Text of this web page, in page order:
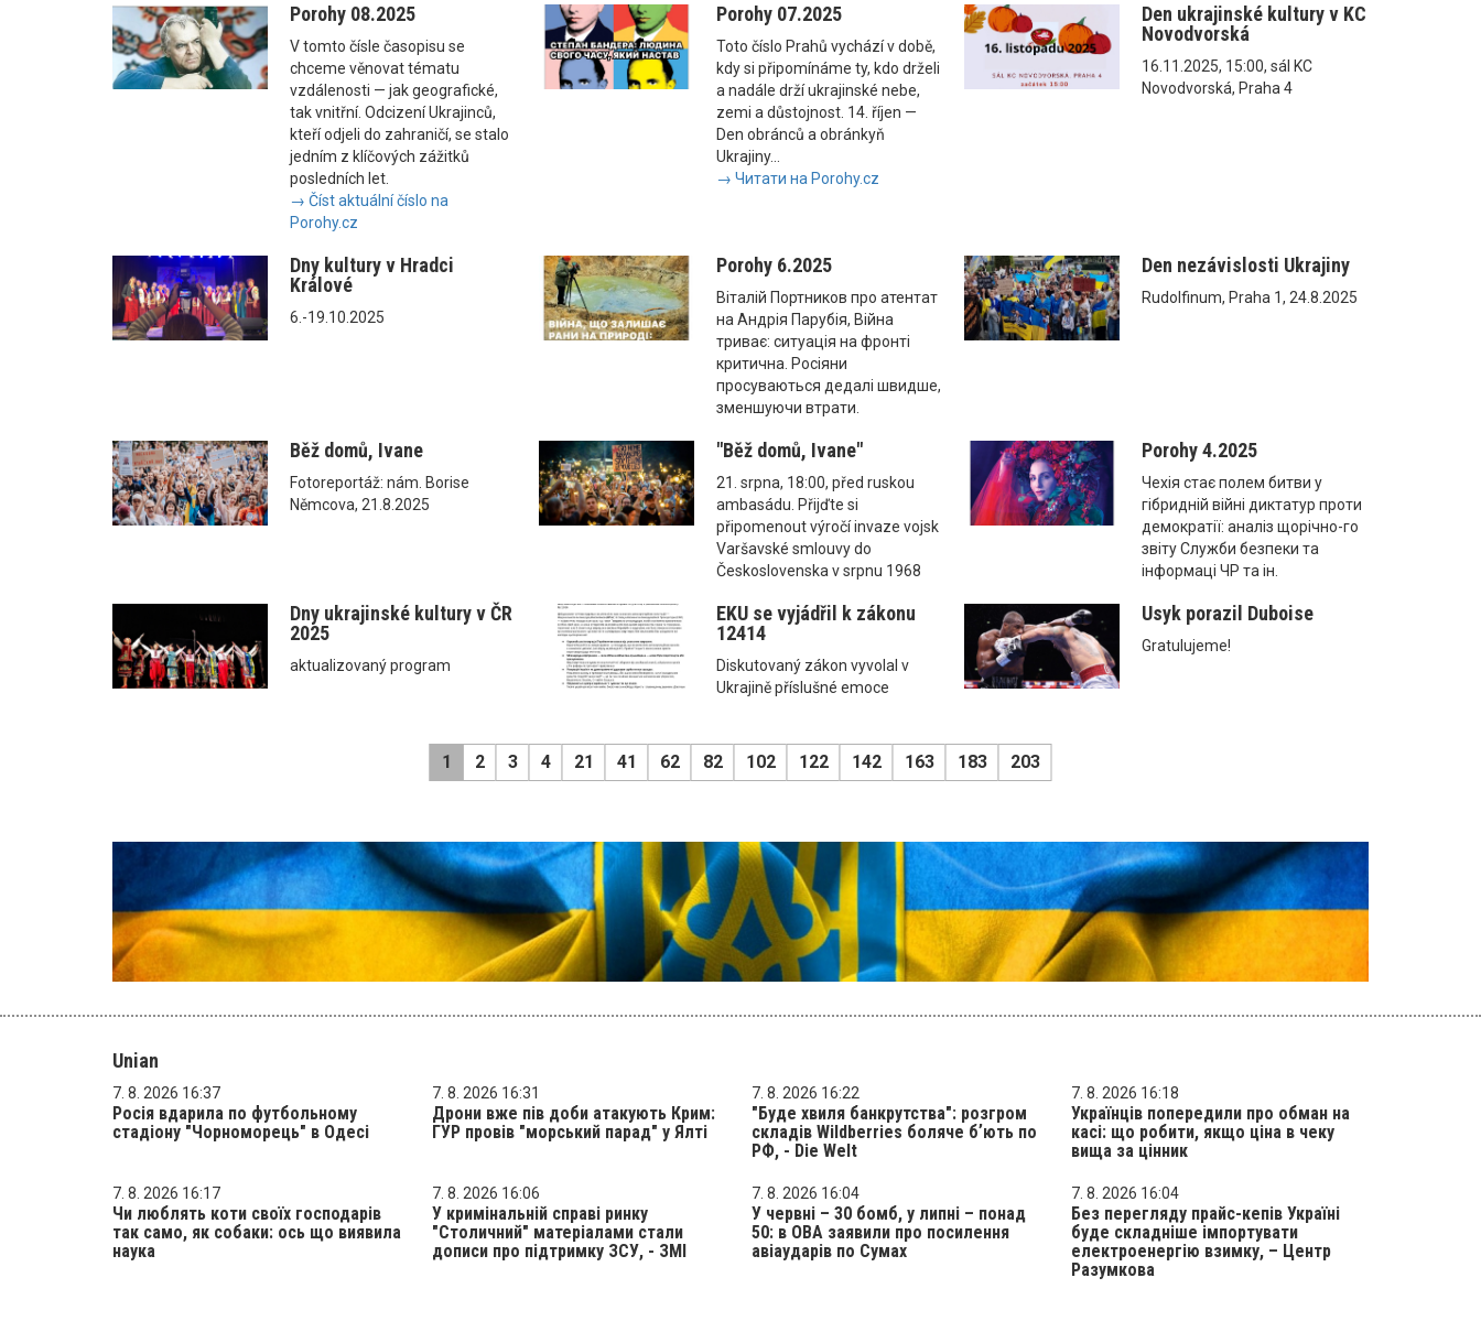
Porohy 08.2025
V tomto čísle časopisu se
chceme věnovat tématu
vzdálenosti — jak geografické,
tak vnitřní. Odcizení Ukrajinců,
kteří odjeli do zahraničí, se stalo
jedním z klíčových zážitků
posledních let.
→ Číst aktuální číslo na
Porohy.cz
Porohy 07.2025
Toto číslo Prahů vychází v době,
kdy si připomínáme ty, kdo drželi
a nadále drží ukrajinské nebe,
zemi a důstojnost. 14. říjen —
Den obránců a obránkyň
Ukrajiny...
→ Читати на Porohy.cz
Den ukrajinské kultury v KC
Novodvorská
16.11.2025, 15:00, sál KC
Novodvorská, Praha 4
Dny kultury v Hradci
Králové
6.-19.10.2025
Porohy 6.2025
Віталій Портников про атентат
на Андрія Парубія, Війна
триває: ситуація на фронті
критична. Росіяни
просуваються дедалі швидше,
зменшуючи втрати.
Den nezávislosti Ukrajiny
Rudolfinum, Praha 1, 24.8.2025
Běž domů, Ivane
Fotoreportáž: nám. Borise
Němcova, 21.8.2025
"Běž domů, Ivane"
21. srpna, 18:00, před ruskou
ambasádu. Přijďte si
připomenout výročí invaze vojsk
Varšavské smlouvy do
Československa v srpnu 1968
Porohy 4.2025
Чехія стає полем битви у
гібридній війні диктатур проти
демократії: аналіз щорічно-го
звіту Служби безпеки та
інформаці ЧР та ін.
Dny ukrajinské kultury v ČR
2025
aktualizovaný program
EKU se vyjádřil k zákonu
12414
Diskutovaný zákon vyvolal v
Ukrajině příslušné emoce
Usyk porazil Duboise
Gratulujeme!
1 2 3 4 21 41 62 82 102 122 142 163 183 203
Unian
7. 8. 2026 16:37
Росія вдарила по футбольному
стадіону "Чорноморець" в Одесі
7. 8. 2026 16:31
Дрони вже пів доби атакують Крим:
ГУР провів "морський парад" у Ялті
7. 8. 2026 16:22
"Буде хвиля банкрутства": розгром
складів Wildberries боляче бʼють по
РФ, - Die Welt
7. 8. 2026 16:18
Українців попередили про обман на
касі: що робити, якщо ціна в чеку
вища за цінник
7. 8. 2026 16:17
Чи люблять коти своїх господарів
так само, як собаки: ось що виявила
наука
7. 8. 2026 16:06
У кримінальній справі ринку
"Столичний" матеріалами стали
дописи про підтримку ЗСУ, - ЗМІ
7. 8. 2026 16:04
У червні – 30 бомб, у липні – понад
50: в ОВА заявили про посилення
авіаударів по Сумах
7. 8. 2026 16:04
Без перегляду прайс-кепів Україні
буде складніше імпортувати
електроенергію взимку, – Центр
Разумкова